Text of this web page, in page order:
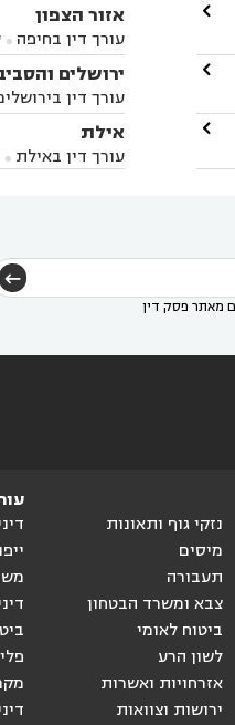



אזור הצפון
עורך דין בחיפה 
אתא
עורך דין
בקרית שמונה
במושב ציפורי
דין בעמק הירדן
ביאליק
עורך
ירושלים
עורך דין
בבית-שמש
עורך דין בגבעת
בקרני שומרון 
אילת
עורך דין באילת 
מאתר פסק דין
נזקי גוף ותאונות
מיסים
תעבורה
צבא ומשרד הבטחון
ביטוח לאומי
לשון הרע
אזרחויות ואשרות
ירושות וצוואות